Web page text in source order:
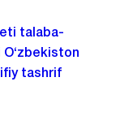
talaba-
tashrif